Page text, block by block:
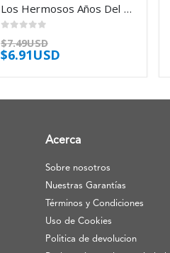
Los Hermosos Años Del Castigo – Jaeggy Fleur
$7.49USD
$6.91USD
Acerca
Sobre nosotros
Nuestras Garantías
Términos y Condiciones
Uso de Cookies
Politica de devolucion